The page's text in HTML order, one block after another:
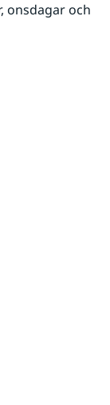
onsdagar och